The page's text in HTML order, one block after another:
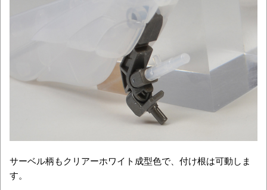
サーベル柄もクリアーホワイト成型色で、付け根は可動しま
す。